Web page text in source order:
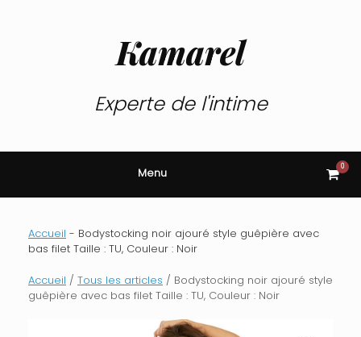
Kamarel
Experte de l'intime
Menu View
cart
0
Accueil - Bodystocking noir ajouré style guêpière avec
bas filet Taille : TU, Couleur : Noir
Accueil / Tous les articles / Bodystocking noir ajouré style
guêpière avec bas filet Taille : TU, Couleur : Noir